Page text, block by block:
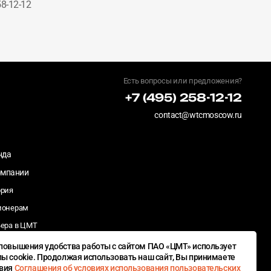
12-12
в ЦМТ
закупки
Есть вопросы или предложения?
+7 (495) 258-12-12
contact@wtcmoscow.ru
удобства работы с сайтом ПАО «ЦМТ» использует
cookie. Продолжая использовать наш сайт, Вы принимаете
Соглашения об условиях использования пользовательских